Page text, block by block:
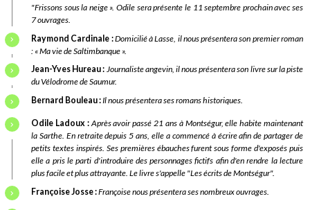
"Frissons sous la neige ». Odile sera présente le 11 septembre prochain avec ses
7 ouvrages.
Raymond Cardinale :Domicilié à Lasse, il nous présentera son premier roman
: « Ma vie de Saltimbanque ».
Jean-Yves Hureau : Journaliste angevin, il nous présentera son livre sur la piste
du Vélodrome de Saumur.
Bernard Bouleau :Il nous présentera ses romans historiques.
Odile Ladoux :Après avoir passé 21 ans à Montségur, elle habite maintenant
la Sarthe. En retraite depuis 5 ans, elle a commencé à écrire afin de partager de
petits textes inspirés. Ses premières ébauches furent sous forme d'exposés puis
elle a pris le parti d'introduire des personnages fictifs afin d'en rendre la lecture
plus facile et plus attrayante. Le livre s'appelle "Les écrits de Montségur".
Françoise Josse :Françoise nous présentera ses nombreux ouvrages.